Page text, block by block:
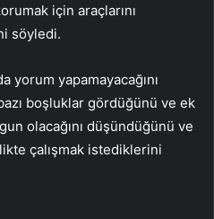
için araçlarını
söyledi.
yorum yapamayacağını
boşluklar gördüğünü ve ek
olacağını düşündüğünü ve
çalışmak istediklerini